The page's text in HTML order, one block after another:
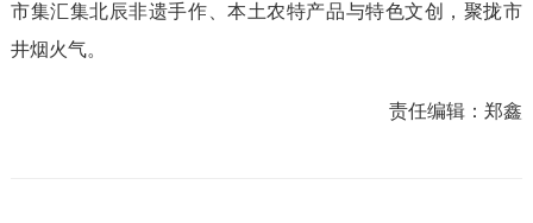
市集汇集北辰非遗手作、本土农特产品与特色文创，聚拢市
井烟火气。
责任编辑：郑鑫